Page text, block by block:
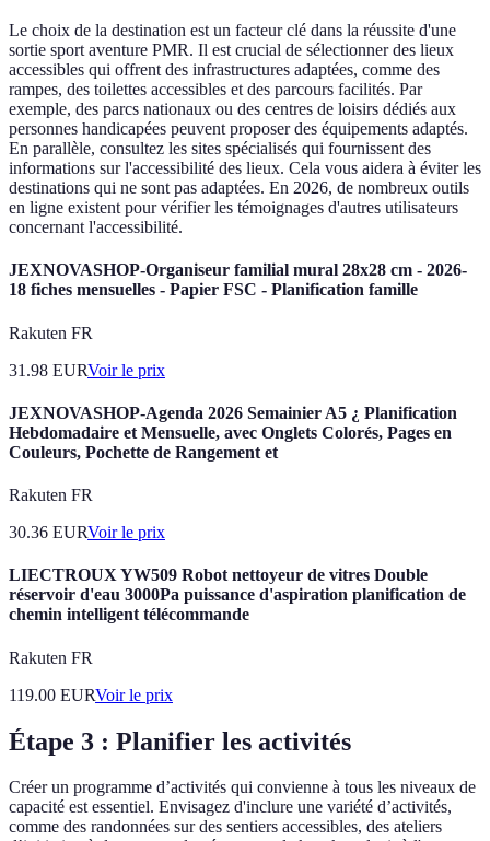
Le choix de la destination est un facteur clé dans la réussite d'une
sortie sport aventure PMR. Il est crucial de sélectionner des lieux
accessibles qui offrent des infrastructures adaptées, comme des
rampes, des toilettes accessibles et des parcours facilités. Par
exemple, des parcs nationaux ou des centres de loisirs dédiés aux
personnes handicapées peuvent proposer des équipements adaptés.
En parallèle, consultez les sites spécialisés qui fournissent des
informations sur l'accessibilité des lieux. Cela vous aidera à éviter les
destinations qui ne sont pas adaptées. En 2026, de nombreux outils
en ligne existent pour vérifier les témoignages d'autres utilisateurs
concernant l'accessibilité.
JEXNOVASHOP-Organiseur familial mural 28x28 cm - 2026-
18 fiches mensuelles - Papier FSC - Planification famille
Rakuten FR
31.98 EURVoir le prix
JEXNOVASHOP-Agenda 2026 Semainier A5 ¿ Planification
Hebdomadaire et Mensuelle, avec Onglets Colorés, Pages en
Couleurs, Pochette de Rangement et
Rakuten FR
30.36 EURVoir le prix
LIECTROUX YW509 Robot nettoyeur de vitres Double
réservoir d'eau 3000Pa puissance d'aspiration planification de
chemin intelligent télécommande
Rakuten FR
119.00 EURVoir le prix
Étape 3 : Planifier les activités
Créer un programme d’activités qui convienne à tous les niveaux de
capacité est essentiel. Envisagez d'inclure une variété d’activités,
comme des randonnées sur des sentiers accessibles, des ateliers